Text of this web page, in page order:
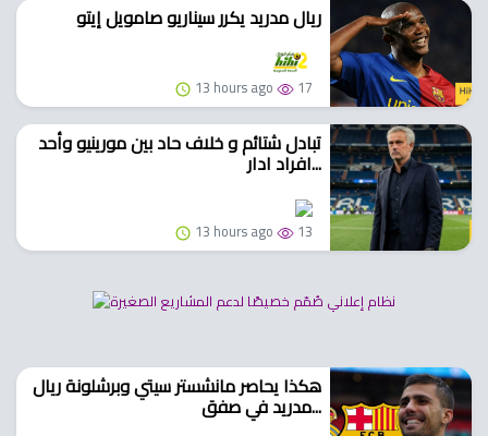
ريال مدريد يكرر سيناريو صامويل إيتو
13 hours ago 17
تبادل شتائم و خلاف حاد بين مورينيو وأحد
افراد ادار...
13 hours ago 13
هكذا يحاصر مانشستر سيتي وبرشلونة ريال
مدريد في صفق...